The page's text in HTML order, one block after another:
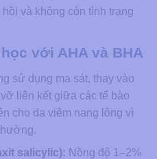
và không còn tình trạng
với AHA và BHA
sử dụng ma sát, thay vào
liên kết giữa các tế bào
cho da viêm nang lông vì
salicylic): Nồng độ 1–2%